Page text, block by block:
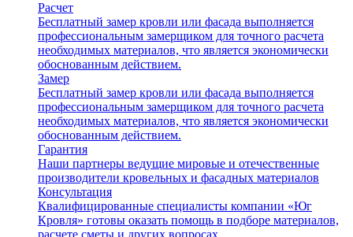
Расчет
Бесплатный замер кровли или фасада выполняется
профессиональным замерщиком для точного расчета
необходимых материалов, что является экономически
обоснованным действием.
Замер
Бесплатный замер кровли или фасада выполняется
профессиональным замерщиком для точного расчета
необходимых материалов, что является экономически
обоснованным действием.
Гарантия
Наши партнеры ведущие мировые и отечественные
производители кровельных и фасадных материалов
Консультация
Квалифицированные специалисты компании «Юг
Кровля» готовы оказать помощь в подборе материалов,
расчете сметы и других вопросах